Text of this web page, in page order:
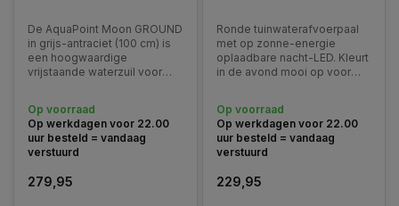
De AquaPoint Moon GROUND
in grijs-antraciet (100 cm) is
een hoogwaardige
vrijstaande waterzuil voor
Italiaans design met
duurzame materialen en is
geschikt voor vaste montage
op een grond- of
Op voorraad
Op werkdagen voor 22.00
uur besteld = vandaag
verstuurd
279,95
Ronde tuinwaterafvoerpaal
met op zonne-energie
oplaadbare nacht-LED. Kleurt
in de avond mooi op voor
polyester anti-kras verf,
compleet met verchroomde
en gelakte kraan met “ECO”
beluchter en RVS
Op voorraad
Op werkdagen voor 22.00
uur besteld = vandaag
verstuurd
229,95